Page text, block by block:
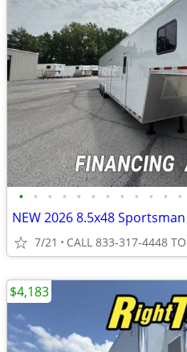
• • • • • • • • • • • •
NEW 2026 8.5x48
7/21 CALL 833-317-4448
$4,183